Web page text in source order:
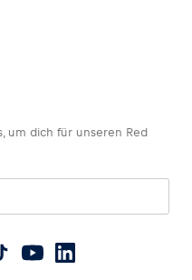
um dich für unseren Red